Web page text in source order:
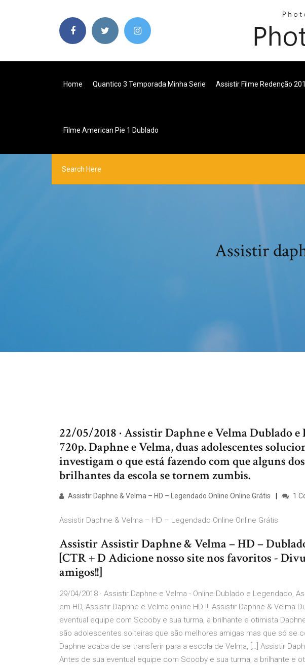
Home Quantico 3 Temporada Minha Serie Assistir Filme Redenção
Filme American Pie 1 Dublado
Assistir
22/05/2018 · Assistir Daphne e Velma Dublado
720p. Daphne e Velma, duas adolescentes
investigam o que está fazendo com que alguns
brilhantes da escola se tornem zumbis.
Assistir Daphne & Velma – HD – Legendado Online Online Grátis 1
Assistir Daphne & Velma – HD – Legendado Online Online Grátis
Assistir Assistir Daphne & Velma – HD –
[CTR + D Adicione nosso site nos favoritos -
amigos!!]
29/04/2018 · Assistir Daphne e Velma - Online Dublado e Legendado,
em HD, Assistir Daphne e Velma online HD !!! Assistir Daphne & Velma
eventual equipe com Scooby e sua turma, a brilhante e otimista
são adolescentes solteiras que são melhores amigas mas que só se
Daphne acaba de se transferir para a escola de Velma, […] Assistir
Antes de sua eventual equipe com Scooby e sua turma, a brilhante e